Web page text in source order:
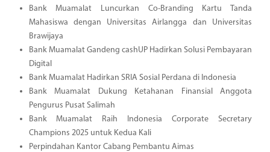
Bank Muamalat Luncurkan Co-Branding Kartu Tanda
Mahasiswa dengan Universitas Airlangga dan Universitas
Brawijaya
Bank Muamalat Gandeng cashUP Hadirkan Solusi Pembayaran
Digital
Bank Muamalat Hadirkan SRIA Sosial Perdana di Indonesia
Bank Muamalat Dukung Ketahanan Finansial Anggota
Pengurus Pusat Salimah
Bank Muamalat Raih Indonesia Corporate Secretary
Champions 2025 untuk Kedua Kali
Perpindahan Kantor Cabang Pembantu Aimas